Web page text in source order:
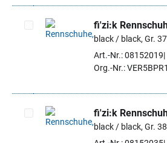
Artikel auswählen
fi'zi:k
black / black, Gr. 37
Art.-Nr.: 08152019
Org.-Nr.:
Artikel auswählen
fi'zi:k
black / black, Gr.